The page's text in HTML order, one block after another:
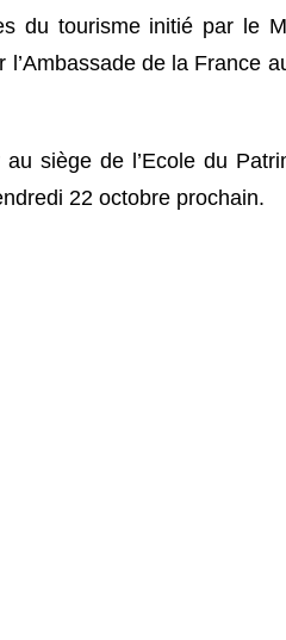
du tourisme initié par le
de la France
siège de l’Ecole du
22 octobre prochain.